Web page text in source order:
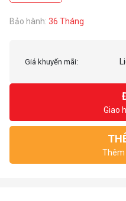
The ASUS-exclusive Anime
anime content, core system
aesthetics
Bảo hành: 36 Tháng
Giá khuyến mãi:
Giao
Thêm